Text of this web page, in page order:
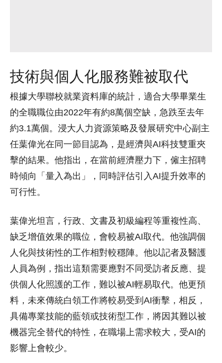
技術與個人化服務難被取代
根據大學聯校就業資料庫的統計，適合大學畢業生
的全職職位由2022年有約8萬個空缺，急跌至去年
約3.1萬個。浸大人力資源策略及發展研究中心副主
任葉偉光在同一節目認為，是經濟與AI科技雙重夾
擊的結果。他指出，在當前經濟壓力下，僱主招聘
時傾向「量入為出」，同時評估引入AI提升效率的
可行性。
葉偉光坦言，行政、文書及初級編程等重複性高、
缺乏增值效果的職位，會較易被AI取代。他強調個
人化與技術性的工作相對較穩陣。他以記者及醫護
人員為例，指出這類需要應對不同受訪者反應、提
供個人化照護的工作，難以被AI輕易取代。他更預
料，未來傳統白領工作將較易受到AI衝擊，相反，
具備專業技能的藍領或技術型工作，將因其難以被
機器完全替代的特性，在職場上需求較大，受AI的
影響上會較少。